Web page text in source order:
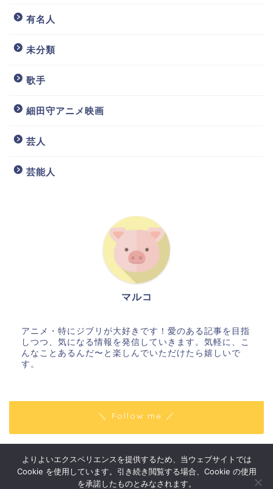
有名人
未分類
歌手
細田守アニメ映画
芸人
芸能人
マルコ
アニメ・特にジブリが大好きです！愛のある記事を目指
しつつ、気になる情報を発信していきます。気軽に、こ
んなことあるんだ〜と楽しんでいただけたら嬉しいで
す。
＼ Follow me ／
プライバシーポリシー 免責事項
2018–2026 はりきりマルコの〇〇な話
よりよいエクスペリエンスを提供するため、当ウェブサイトでは
Cookie を使用しています。引き続き閲覧する場合、Cookie の使用
を承諾したものとみなされます。